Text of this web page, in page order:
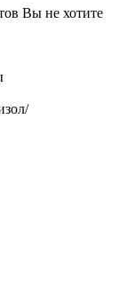
Вы не хотите